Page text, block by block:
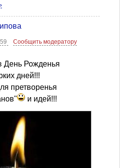
Сообщить модератору
День Рожденья
дней!!!
претворенья
и идей!!!